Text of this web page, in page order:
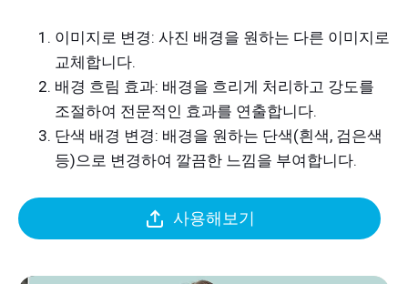
이미지로 변경: 사진 배경을 원하는 다른 이미지로
교체합니다.
배경 흐림 효과: 배경을 흐리게 처리하고 강도를
조절하여 전문적인 효과를 연출합니다.
단색 배경 변경: 배경을 원하는 단색(흰색, 검은색
등)으로 변경하여 깔끔한 느낌을 부여합니다.
사용해보기